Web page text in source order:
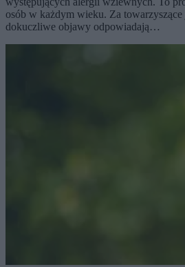
osób w każdym wieku. Za
dokuczliwe objawy odpowiadają…